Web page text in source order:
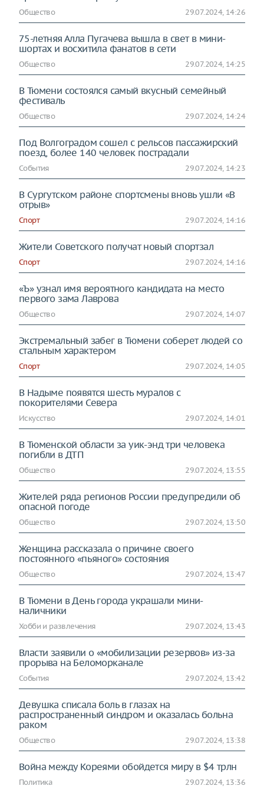
Общество 29.07.2024, 14:26
75-летняя Алла Пугачева вышла в свет в мини-
шортах и восхитила фанатов в сети
Общество 29.07.2024, 14:25
В Тюмени состоялся самый вкусный семейный
фестиваль
Общество 29.07.2024, 14:24
Под Волгоградом сошел с рельсов пассажирский
поезд, более 140 человек пострадали
События 29.07.2024, 14:23
В Сургутском районе спортсмены вновь ушли «В
отрыв»
Спорт 29.07.2024, 14:16
Жители Советского получат новый спортзал
Спорт 29.07.2024, 14:16
«Ъ» узнал имя вероятного кандидата на место
первого зама Лаврова
Общество 29.07.2024, 14:07
Экстремальный забег в Тюмени соберет людей со
стальным характером
Спорт 29.07.2024, 14:05
В Надыме появятся шесть муралов с
покорителями Севера
Искусство 29.07.2024, 14:01
В Тюменской области за уик-энд три человека
погибли в ДТП
Общество 29.07.2024, 13:55
Жителей ряда регионов России предупредили об
опасной погоде
Общество 29.07.2024, 13:50
Женщина рассказала о причине своего
постоянного «пьяного» состояния
Общество 29.07.2024, 13:47
В Тюмени в День города украшали мини-
наличники
Хобби и развлечения 29.07.2024, 13:43
Власти заявили о «мобилизации резервов» из-за
прорыва на Беломорканале
События 29.07.2024, 13:42
Девушка списала боль в глазах на
распространенный синдром и оказалась больна
раком
Общество 29.07.2024, 13:38
Война между Кореями обойдется миру в $4 трлн
Политика 29.07.2024, 13:36